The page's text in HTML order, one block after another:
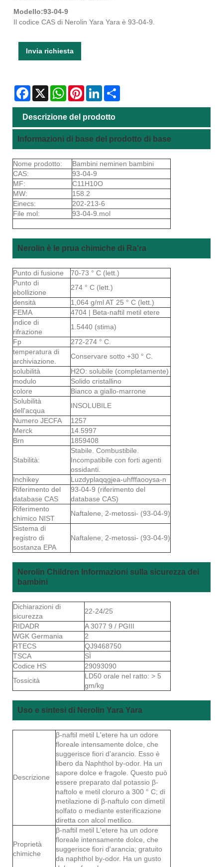
Modello:93-04-9
Il codice CAS di Nerolin Yara Yara è 93-04-9.
Invia richiesta
Facebook
X WhatsAppPinterestLinkedIn
Descrizione del prodotto
Informazioni di base del prodotto di base
Nome prodotto:
Bambini neminen bambini
CAS:
93-04-9
MF:
C11H10O
MW:
158.2
Einecs:
202-213-6
File mol:
93-04-9.mol
Nerolin è le prua chimiche di Ra'ra
Punto di fusione
70-73 ° C (lett.)
Punto di
ebollizione
274 ° C (lett.)
densità
1,064 g/ml AT 25 ° C (lett.)
FEMA
4704 | Beta-naftil metil etere
indice di
rifrazione
1.5440 (stima)
Fp
272-274 ° C.
temperatura di
archiviazione.
Conservare sotto +30 ° C.
solubilità
H2O: solubile (completamente)
modulo
Solido cristallino
colore
Bianco a giallo-marrone
Solubilità
dell'acqua
INSOLUBILE
Numero JECFA
1257
Merck
14.5997
Brn
1859408
Stabilità:
Stabile. Combustibile.
Incompatibile con forti agenti
ossidanti.
Inchikey
Luzdyplaqqgjea-uhfffaooysa-n
Riferimento del
database CAS
93-04-9 (riferimento del
database CAS)
Riferimento
chimico NIST
Naftalene, 2-metossi- (93-04-9)
Sistema di
registro di
sostanza EPA
Naftalene, 2-metossi- (93-04-9)
Nerolin Children Informazioni sulla sicurezza dei
bambini
Dichiarazioni di
sicurezza
22-24/25
RIDADR
A 3077 9 / PGIII
WGK Germania
2
RTECS
QJ9468750
TSCA
SÌ
Codice HS
29093090
Tossicità
LD50 orale nel ratto: > 5
gm/kg
Uso e sintesi di Nerolin Yara Yara
Descrizione
β-naftil metil L'etere ha un odore
floreale intensamente dolce, che
suggerisce fiori d'arancio. Esso è
libero da Naphthol by-odor. Ha un
sapore dolce e fragole. Questo può
essere preparato dal potassio β-
naftolo e metil cloruro a 300 ° C; di
metilazione di β-naftulo con dimetil
solfato o mediante esterificazione
diretta con alcol metilico.
Proprietà
chimiche
β-naftil metil L'etere ha un odore
floreale intensamente dolce, che
suggerisce fiori d'arancia; gratuito
da naphthol by-odor. Ha un gusto